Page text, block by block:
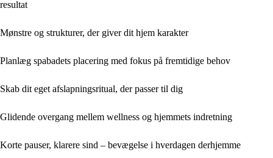
resultat
Mønstre og strukturer, der giver dit hjem karakter
Planlæg spabadets placering med fokus på fremtidige behov
Skab dit eget afslapningsritual, der passer til dig
Glidende overgang mellem wellness og hjemmets indretning
Korte pauser, klarere sind – bevægelse i hverdagen derhjemme